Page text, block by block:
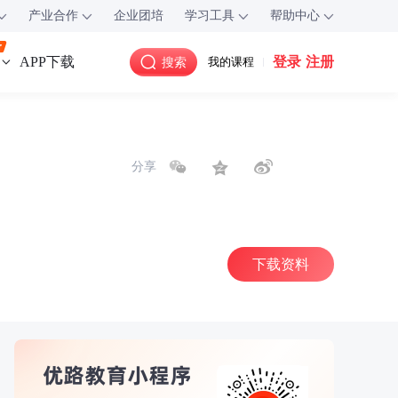
产业合作 企业团培 学习工具 帮助中心
APP下载 搜索 我的课程 登录 注册
分享
下载资料